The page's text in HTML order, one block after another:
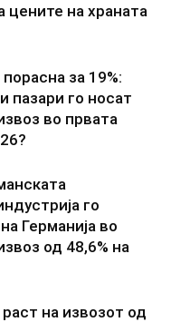
цените на храната
за 19%:
пазари го носат
во првата
го
Германија во
од 48,6% на
на извозот од